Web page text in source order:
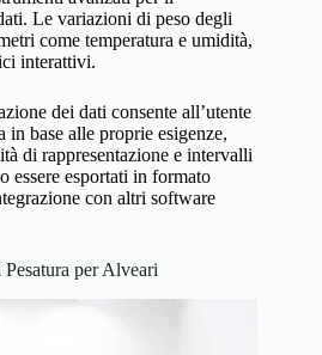
Le variazioni di peso degli
come temperatura e umidità,
interattivi.
dei dati consente all’utente
in base alle proprie esigenze,
di rappresentazione e intervalli
essere esportati in formato
con altri software
per Alveari